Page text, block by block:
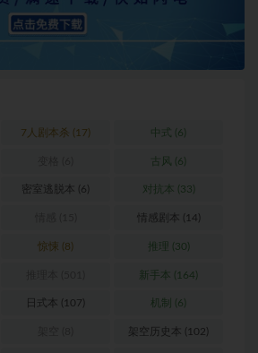
7人剧本杀 (17) 中式 (6)
古风 (6)
密室逃脱本 (6) 对抗本 (33)
情感剧本 (14)
惊悚 (8) 推理 (30)
新手本 (164)
日式本 (107) 机制 (6)
架空历史本 (102)